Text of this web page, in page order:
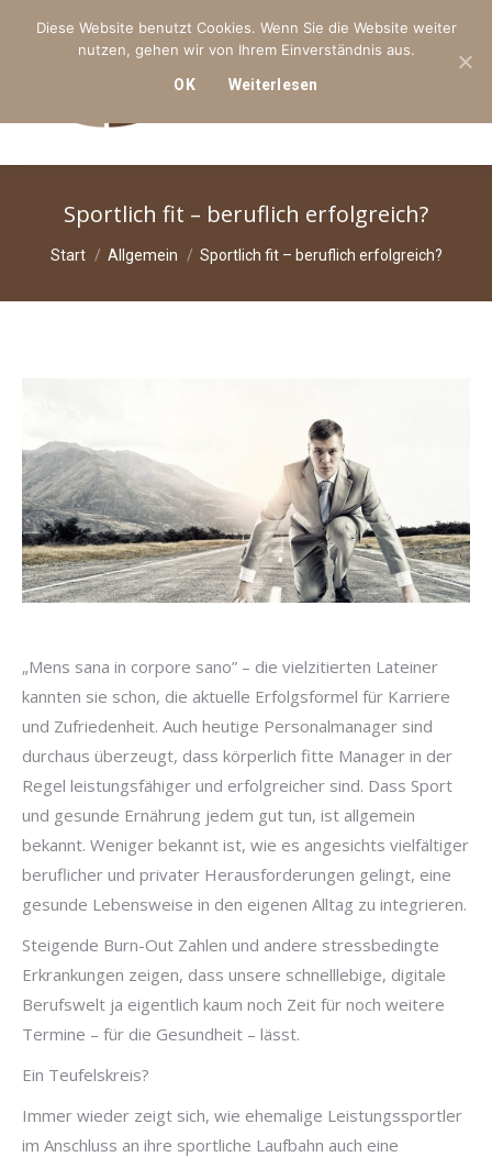
Sportlich fit – beruflich erfolgreich?
Sie befinden sich hier:
Start Allgemein Sportlich fit – beruflich erfolgreich?
„Mens sana in corpore sano” – die vielzitierten Lateiner
kannten sie schon, die aktuelle Erfolgsformel für Karriere
und Zufriedenheit. Auch heutige Personalmanager sind
durchaus überzeugt, dass körperlich fitte Manager in der
Regel leistungsfähiger und erfolgreicher sind. Dass Sport
und gesunde Ernährung jedem gut tun, ist allgemein
bekannt. Weniger bekannt ist, wie es angesichts vielfältiger
beruflicher und privater Herausforderungen gelingt, eine
gesunde Lebensweise in den eigenen Alltag zu integrieren.
Steigende Burn-Out Zahlen und andere stressbedingte
Erkrankungen zeigen, dass unsere schnelllebige, digitale
Berufswelt ja eigentlich kaum noch Zeit für noch weitere
Termine – für die Gesundheit – lässt.
Ein Teufelskreis?
Immer wieder zeigt sich, wie ehemalige Leistungssportler
im Anschluss an ihre sportliche Laufbahn auch eine
Diese Website benutzt Cookies. Wenn Sie die Website weiter
nutzen, gehen wir von Ihrem Einverständnis aus.
OK
Weiterlesen